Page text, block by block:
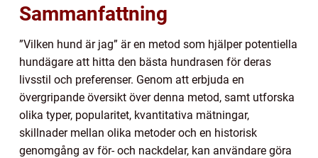
Sammanfattning
”Vilken hund är jag” är en metod som hjälper potentiella
hundägare att hitta den bästa hundrasen för deras
livsstil och preferenser. Genom att erbjuda en
övergripande översikt över denna metod, samt utforska
olika typer, popularitet, kvantitativa mätningar,
skillnader mellan olika metoder och en historisk
genomgång av för- och nackdelar, kan användare göra